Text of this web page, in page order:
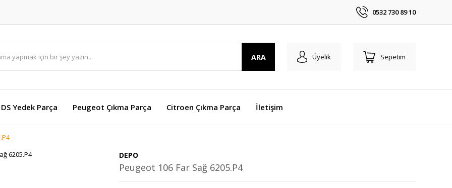
0532 730 89 10
ARA Üyelik Sepetim
DS Yedek Parça Peugeot Çıkma Parça Citroen Çıkma Parça İletişim
DEPO
Peugeot 106 Far Sağ 6205.P4